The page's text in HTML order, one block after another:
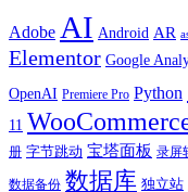
Adobe AI Android AR
Elementor Google
OpenAI Premiere Pro Python
11
册 字节跳动 宝塔面板 录屏
数据备份 数据库 独立站